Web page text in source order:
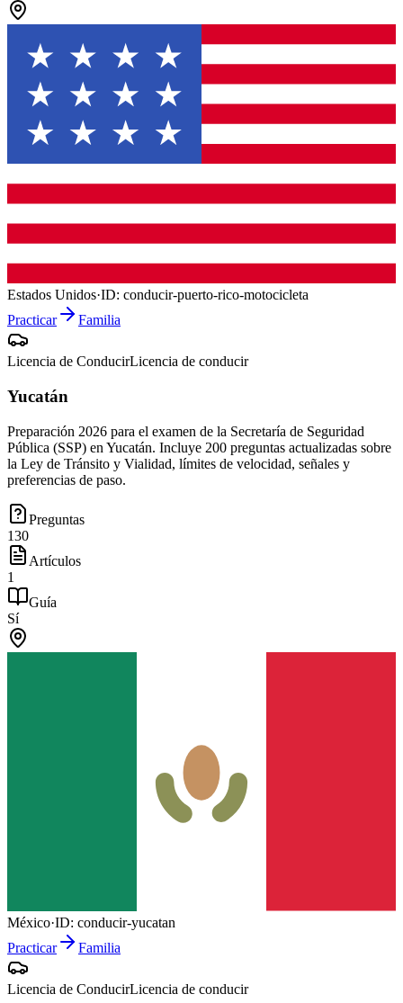
Estados Unidos·ID: conducir-puerto-rico-motocicleta
Practicar
Familia
Licencia de ConducirLicencia de conducir
Yucatán
Preparación 2026 para el examen de la Secretaría de Seguridad
Pública (SSP) en Yucatán. Incluye 200 preguntas actualizadas sobre
la Ley de Tránsito y Vialidad, límites de velocidad, señales y
preferencias de paso.
Preguntas
130
Artículos
1
Guía
Sí
México·ID: conducir-yucatan
Practicar
Familia
Licencia de ConducirLicencia de conducir